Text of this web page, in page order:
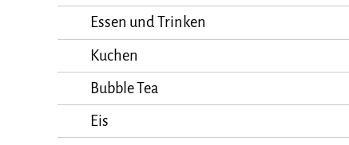
Essen und Trinken
Kuchen
Bubble Tea
Eis